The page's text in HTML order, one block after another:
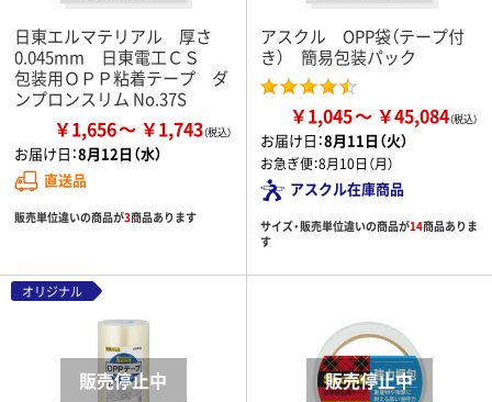
日東エルマテリアル 厚さ
0.045mm 日東電工ＣＳ
包装用ＯＰＰ粘着テープ ダ
ンプロンスリム No.37S
￥1,656 ￥1,743
お届け日：8月12日（水）
直送品
販売単位違いの商品が3商品あります
アスクル OPP袋（テープ付
き） 簡易包装パック
￥1,045 ￥45,084
お届け日：8月11日（火）
お急ぎ便：8月10日（月）
アスクル在庫商品
サイズ・販売単位違いの商品が14商品ありま
す
オリジナル